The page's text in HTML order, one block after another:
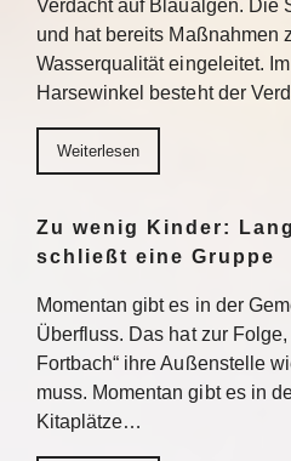
Verdacht auf Blaualgen. Die
und hat bereits Maßnahmen
Wasserqualität eingeleitet.
Harsewinkel besteht der
Weiterlesen
Zu wenig Kinder:
schließt eine Gruppe
Momentan gibt es in der
Überfluss. Das hat zur
Fortbach“ ihre Außenstelle
muss. Momentan gibt es in
Kitaplätze…